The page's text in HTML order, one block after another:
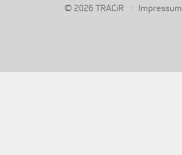
© 2026 TRACiR · Impressum